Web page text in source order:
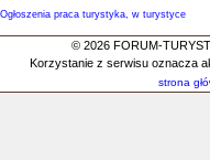
Ogłoszenia praca turystyka, w turystyce
© 2026 FORUM-
Korzystanie z serwisu oznacza
strona